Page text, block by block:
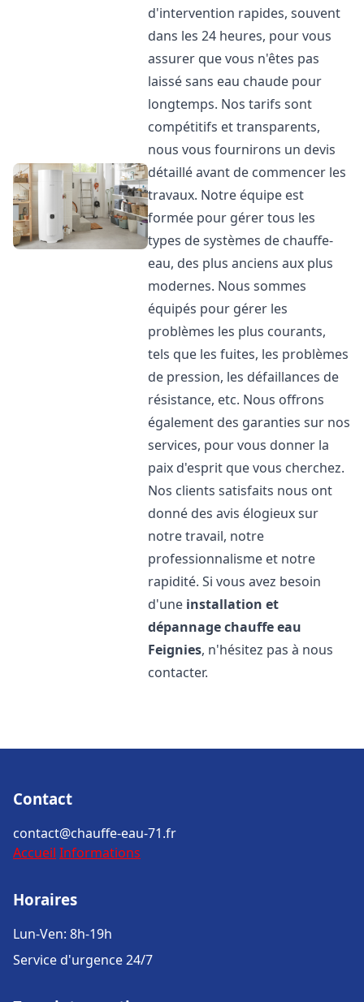
d'intervention rapides, souvent
dans les 24 heures, pour vous
assurer que vous n'êtes pas
laissé sans eau chaude pour
longtemps. Nos tarifs sont
compétitifs et transparents,
nous vous fournirons un devis
détaillé avant de commencer les
travaux. Notre équipe est
formée pour gérer tous les
types de systèmes de chauffe-
eau, des plus anciens aux plus
modernes. Nous sommes
équipés pour gérer les
problèmes les plus courants,
tels que les fuites, les problèmes
de pression, les défaillances de
résistance, etc. Nous offrons
également des garanties sur nos
services, pour vous donner la
paix d'esprit que vous cherchez.
Nos clients satisfaits nous ont
donné des avis élogieux sur
notre travail, notre
professionnalisme et notre
rapidité. Si vous avez besoin
d'une installation et
dépannage chauffe eau
Feignies, n'hésitez pas à nous
contacter.
Contact
contact@chauffe-eau-71.fr
Accueil Informations
Horaires
Lun-Ven: 8h-19h
Service d'urgence 24/7